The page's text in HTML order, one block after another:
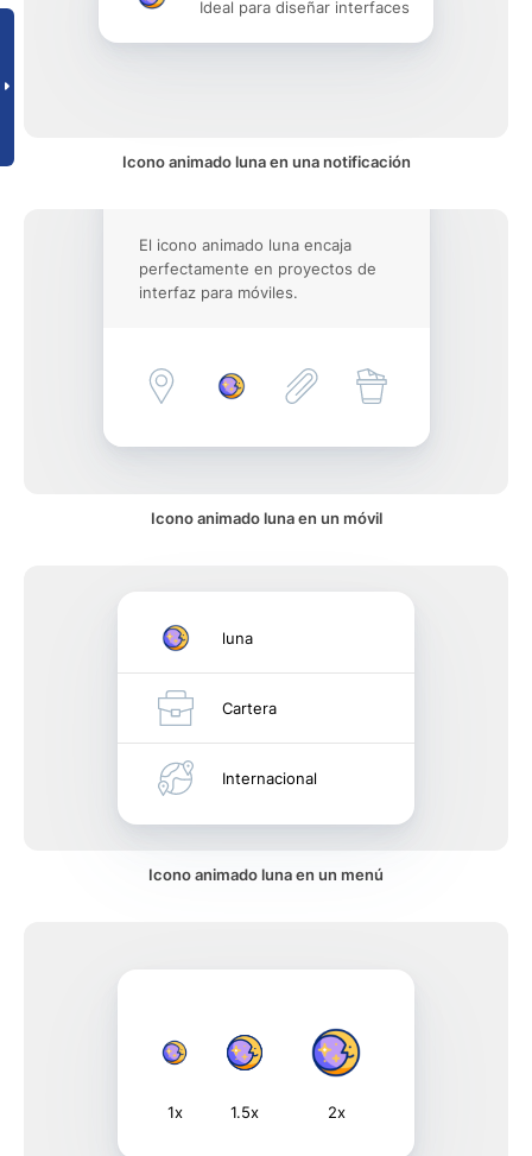
Ideal para diseñar interfaces
Icono animado luna en una notificación
El icono animado luna encaja
perfectamente en proyectos de
interfaz para móviles.
Icono animado luna en un móvil
luna
Cartera
Internacional
Icono animado luna en un menú
1x 1.5x 2x